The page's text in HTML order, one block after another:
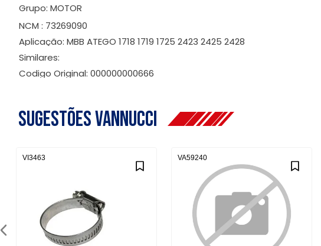
Grupo: MOTOR
NCM : 73269090
Aplicação: MBB ATEGO 1718 1719 1725 2423 2425 2428
Similares:
Codigo Original: 000000000666
Sugestões Vannucci
VI3463 VA59240